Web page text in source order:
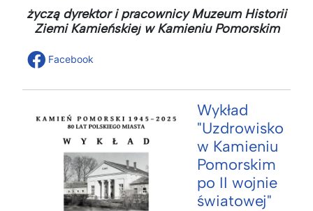
życzą dyrektor i pracownicy Muzeum Historii
Ziemi Kamieńskiej w Kamieniu Pomorskim
Facebook
Wykład
"Uzdrowisko
w Kamieniu
Pomorskim
po II wojnie
światowej"